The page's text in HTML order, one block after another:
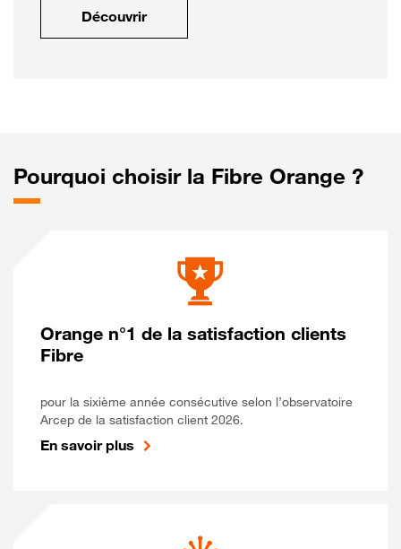
Découvrir
Pourquoi choisir la Fibre Orange ?
Orange n°1 de la satisfaction clients
Fibre
pour la sixième année consécutive selon l’observatoire
Arcep de la satisfaction client 2026.
En savoir plus